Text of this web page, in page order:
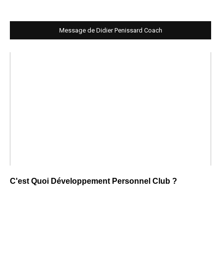
Message de Didier Penissard Coach
C'est Quoi Développement Personnel Club ?